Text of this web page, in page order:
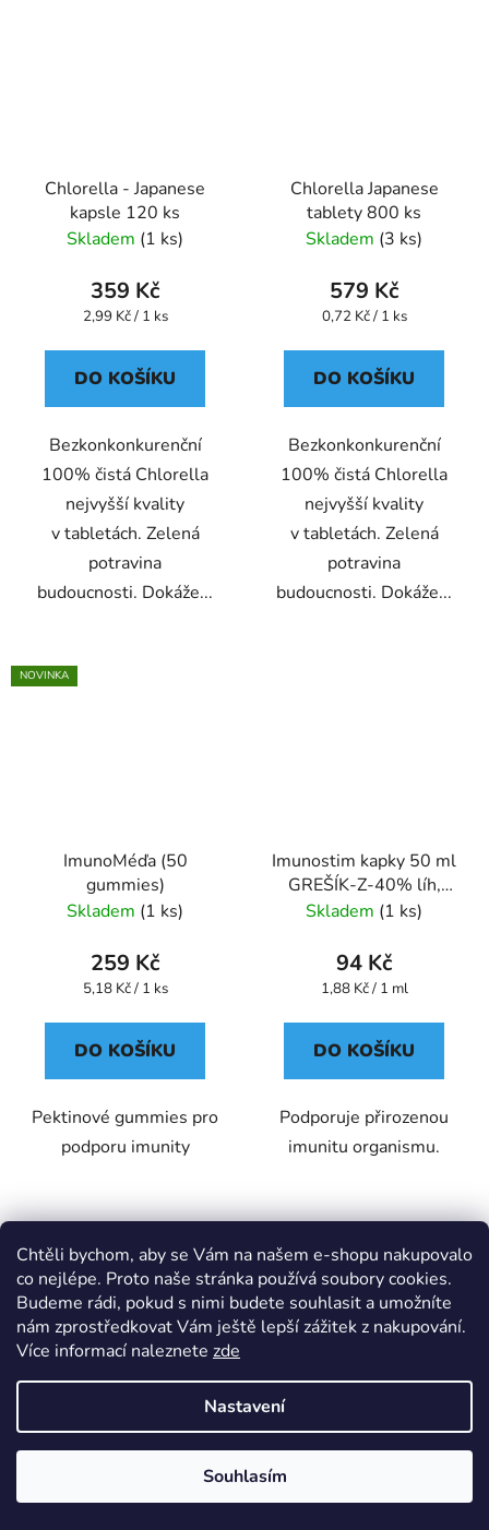
Chtěli bychom, aby se Vám na našem e-shopu nakupovalo
co nejlépe. Proto naše stránka používá soubory cookies.
Budeme rádi, pokud s nimi budete souhlasit a umožníte
nám zprostředkovat Vám ještě lepší zážitek z nakupování.
Více informací naleznete zde
Nastavení
Souhlasím
Chlorella - Japanese
kapsle 120 ks
Skladem (1 ks)
359 Kč
Měrná
2,99 Kč / 1 ks
DO KOŠÍKU
Bezkonkonkurenční
100% čistá Chlorella
nejvyšší kvality
v tabletách. Zelená
potravina
budoucnosti. Dokáže...
Chlorella Japanese
tablety 800 ks
Skladem (3 ks)
579 Kč
Měrná
0,72 Kč / 1 ks
DO KOŠÍKU
Bezkonkonkurenční
100% čistá Chlorella
nejvyšší kvality
v tabletách. Zelená
potravina
budoucnosti. Dokáže...
NOVINKA
ImunoMéďa (50
gummies)
Skladem (1 ks)
259 Kč
Měrná
5,18 Kč / 1 ks
DO KOŠÍKU
Pektinové gummies pro
podporu imunity
Imunostim kapky 50 ml
GREŠÍK-Z-40% líh,
Devatero bylin kapky
Skladem (1 ks)
94 Kč
Měrná
1,88 Kč / 1 ml
DO KOŠÍKU
Podporuje přirozenou
imunitu organismu.
IQ Brain Booster kapsle
100 ks
Jetel červený květ kapky
50 ml GREŠÍK-Z-35%